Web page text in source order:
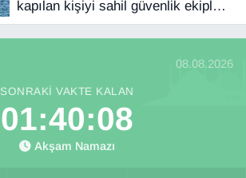
kapılan kişiyi sahil güvenlik ekipleri
kurtardı
08.08.2026
SONRAKI VAKTE KALAN
01:40:08
Akşam Namazı